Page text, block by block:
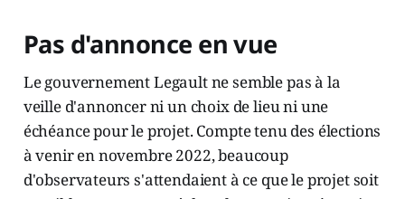
Pas d'annonce en vue
Le gouvernement Legault ne semble pas à la
veille d'annoncer ni un choix de lieu ni une
échéance pour le projet. Compte tenu des élections
à venir en novembre 2022, beaucoup
d'observateurs s'attendaient à ce que le projet soit